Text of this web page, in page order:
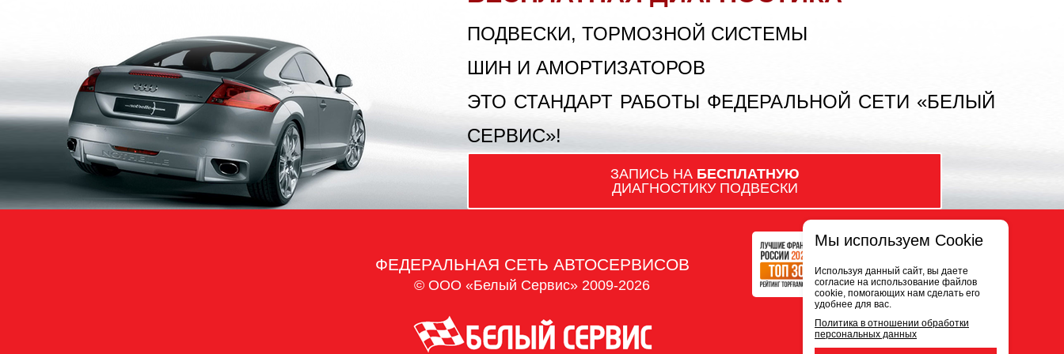
ПОДВЕСКИ, ТОРМОЗНОЙ СИСТЕМЫ
ШИН И АМОРТИЗАТОРОВ
ЭТО СТАНДАРТ РАБОТЫ ФЕДЕРАЛЬНОЙ СЕТИ «БЕЛЫЙ
СЕРВИС»!
ЗАПИСЬ НА БЕСПЛАТНУЮ
ДИАГНОСТИКУ ПОДВЕСКИ
ФЕДЕРАЛЬНАЯ СЕТЬ АВТОСЕРВИСОВ
© ООО «Белый Сервис» 2009-2026
Мы используем Cookie
Используя данный сайт, вы даете
согласие на использование файлов
cookie, помогающих нам сделать его
удобнее для вас.
Политика в отношении обработки
персональных данных